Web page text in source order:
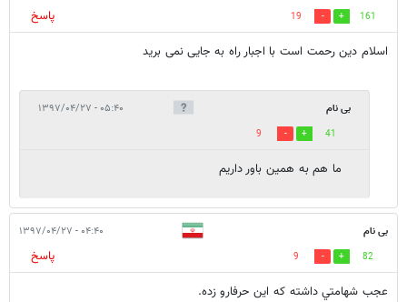
161
19
پاسخ
اسلام دین رحمت است با اجبار راه به جایی نمی برید
بی نام ۰۵:۴۰ - ۱۳۹۷/۰۴/۲۷
41
9
ما هم به همین باور داریم
بی نام ۰۴:۴۰ - ۱۳۹۷/۰۴/۲۷
82
9
پاسخ
عجب شهامتي داشته كه اين حرفارو زده.